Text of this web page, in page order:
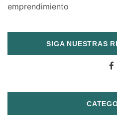
SIGA NUESTRAS